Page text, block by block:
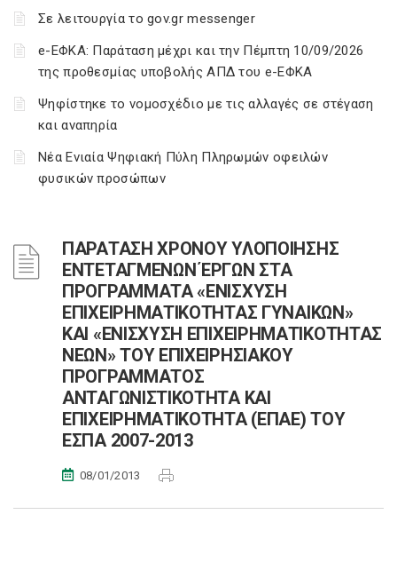
Σε λειτουργία το gov.gr messenger
e-ΕΦΚΑ: Παράταση μέχρι και την Πέμπτη 10/09/2026
της προθεσμίας υποβολής ΑΠΔ του e-ΕΦΚΑ
Ψηφίστηκε το νομοσχέδιο με τις αλλαγές σε στέγαση
και αναπηρία
Νέα Ενιαία Ψηφιακή Πύλη Πληρωμών οφειλών
φυσικών προσώπων
ΠΑΡΑΤΑΣΗ ΧΡΟΝΟΥ ΥΛΟΠΟΙΗΣΗΣ
ΕΝΤΕΤΑΓΜΕΝΩΝ ΈΡΓΩΝ ΣΤΑ
ΠΡΟΓΡΑΜΜΑΤΑ «ΕΝΙΣΧΥΣΗ
ΕΠΙΧΕΙΡΗΜΑΤΙΚΟΤΗΤΑΣ ΓΥΝΑΙΚΩΝ»
ΚΑΙ «ΕΝΙΣΧΥΣΗ ΕΠΙΧΕΙΡΗΜΑΤΙΚΟΤΗΤΑΣ
ΝΕΩΝ» ΤΟΥ ΕΠΙΧΕΙΡΗΣΙΑΚΟΥ
ΠΡΟΓΡΑΜΜΑΤΟΣ
ΑΝΤΑΓΩΝΙΣΤΙΚΟΤΗΤΑ ΚΑΙ
ΕΠΙΧΕΙΡΗΜΑΤΙΚΟΤΗΤΑ (ΕΠΑΕ) ΤΟΥ
ΕΣΠΑ 2007-2013
08/01/2013